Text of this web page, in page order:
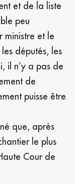
et de la liste
peu
ministre et le
députés, les
il n’y a pas de
de
puisse être
que, après
le plus
Cour de